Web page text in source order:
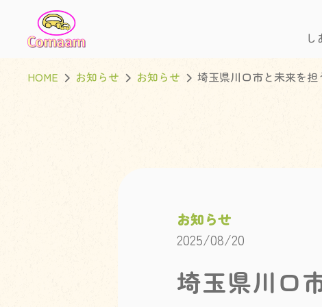
HOME お知らせ お知らせ 埼玉県川口市と未来を
お知らせ
2025/08/20
埼玉県川口